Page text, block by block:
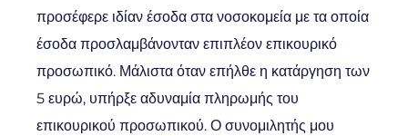
προσέφερε ιδίαν έσοδα στα νοσοκομεία με τα οποία
έσοδα προσλαμβάνονταν επιπλέον επικουρικό
προσωπικό. Μάλιστα όταν επήλθε η κατάργηση των
5 ευρώ, υπήρξε αδυναμία πληρωμής του
επικουρικού προσωπικού. Ο συνομιλητής μου